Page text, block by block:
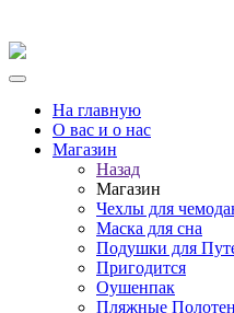
На главную
О вас и о нас
Магазин
Назад
Магазин
Чехлы для
Маска для сна
Подушки для
Пригодится
Оушенпак
Пляжные